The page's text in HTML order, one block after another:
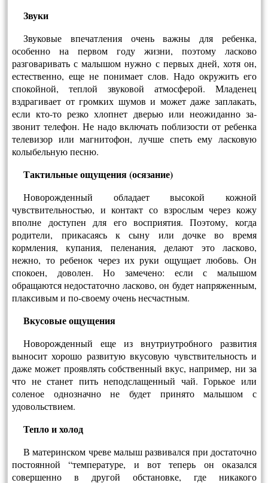
Звуки
Звуковые впечатления очень важны для ре­бенка,
особенно на первом году жизни, поэтому ласково
разговаривать с малышом нужно с пер­вых дней, хотя он,
естественно, еще не понимает слов. Надо окружить его
спокойной, теплой зву­ковой атмосферой. Младенец
вздрагивает от громких шумов и может даже заплакать,
если кто-то резко хлопнет дверью или неожиданно за­
звонит телефон. Не надо включать поблизости от ребенка
телевизор или магнитофон, лучше спеть ему ласковую
колыбельную песню.
Тактильные ощущения (осязание)
Новорожденный обладает высокой кожной
чувствительностью, и контакт со взрослым через кожу
вполне доступен для его восприятия. По­этому, когда
родители, прикасаясь к сыну или дочке во время
кормления, купания, пеленания, делают это ласково,
нежно, то ребенок через их руки ощущает любовь. Он
спокоен, доволен. Но замечено: если с малышом
обращаются недоста­точно ласково, он будет напряженным,
плаксивым и по-своему очень несчастным.
Вкусовые ощущения
Новорожденный еще из внутриутробного раз­вития
выносит хорошо развитую вкусовую чувст­вительность и
даже может проявлять собственный вкус, например, ни за
что не станет пить неподслащенный чай. Горькое или
соленое однозначно не будет принято малышом с
удовольствием.
Тепло и холод
В материнском чреве малыш развивался при достаточно
постоянной “температуре, и вот те­перь он оказался
совершенно в другой обстанов­ке, где никакого